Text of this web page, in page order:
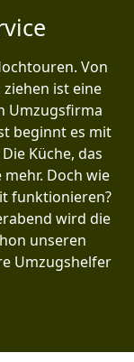
Von
ist eine
Umzugsfirma
beginnt es mit
Küche, das
Doch wie
funktionieren?
wird die
unseren
Umzugshelfer